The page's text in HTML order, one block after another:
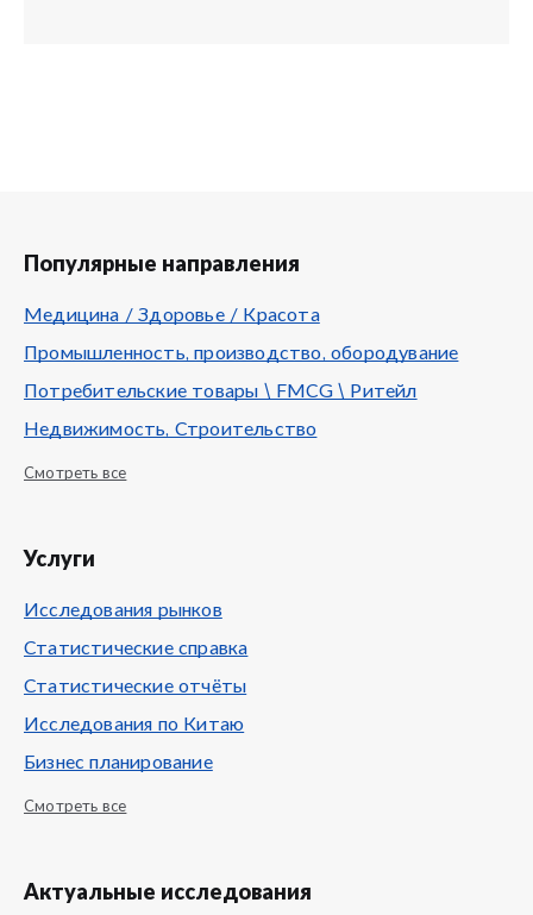
Популярные направления
Медицина / Здоровье / Красота
Промышленность, производство, обородувание
Потребительские товары \ FMCG \ Ритейл
Недвижимость, Строительство
Смотреть все
Услуги
Исследования рынков
Статистические справка
Статистические отчёты
Исследования по Китаю
Бизнес планирование
Смотреть все
Актуальные исследования